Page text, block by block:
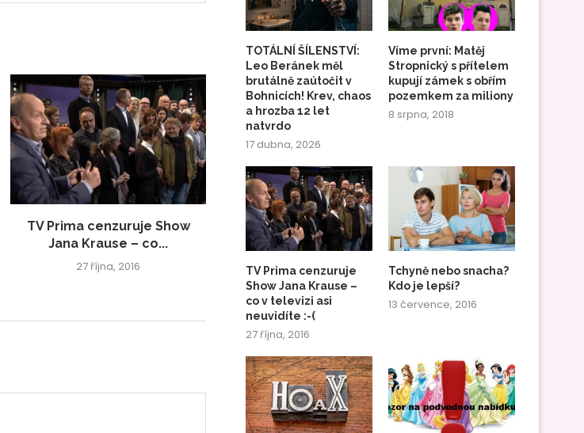
TV Prima cenzuruje Show
Jana Krause – co...
27 října, 2016
TOTÁLNÍ ŠÍLENSTVÍ:
Leo Beránek měl
brutálně zaútočit v
Bohnicích! Krev, chaos
a hrozba 12 let
natvrdo
17 dubna, 2026
Víme první: Matěj
Stropnický s přítelem
kupují zámek s obřím
pozemkem za miliony
8 srpna, 2018
TV Prima cenzuruje
Show Jana Krause –
co v televizi asi
neuvidíte :-(
27 října, 2016
Tchyně nebo snacha?
Kdo je lepší?
13 července, 2016